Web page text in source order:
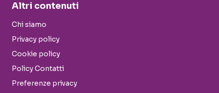
Altri contenuti
Chi siamo
Privacy policy
Cookie policy
Policy Contatti
Preferenze privacy